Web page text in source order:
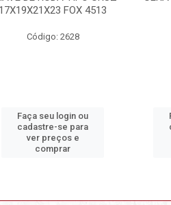
MAXI RUBBER
Código: 9820 B
Faça seu login ou
cadastre-se para
ver preços e
comprar